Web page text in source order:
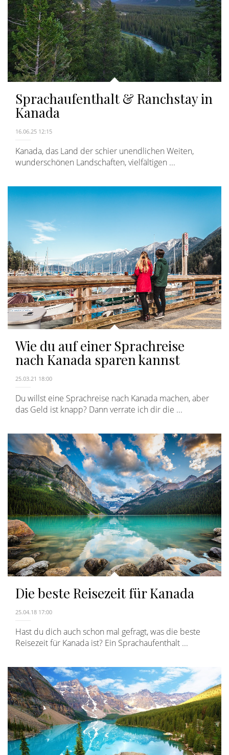
Sprachaufenthalt & Ranchstay in
Kanada
16.06.25 12:15
Kanada, das Land der schier unendlichen Weiten,
wunderschönen Landschaften, vielfältigen ...
Wie du auf einer Sprachreise
nach Kanada sparen kannst
25.03.21 18:00
Du willst eine Sprachreise nach Kanada machen, aber
das Geld ist knapp? Dann verrate ich dir die ...
Die beste Reisezeit für Kanada
25.04.18 17:00
Hast du dich auch schon mal gefragt, was die beste
Reisezeit für Kanada ist? Ein Sprachaufenthalt ...